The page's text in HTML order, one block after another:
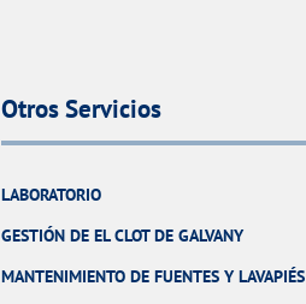
Otros Servicios
LABORATORIO
GESTIÓN DE EL CLOT DE GALVANY
MANTENIMIENTO DE FUENTES Y LAVAPIÉS